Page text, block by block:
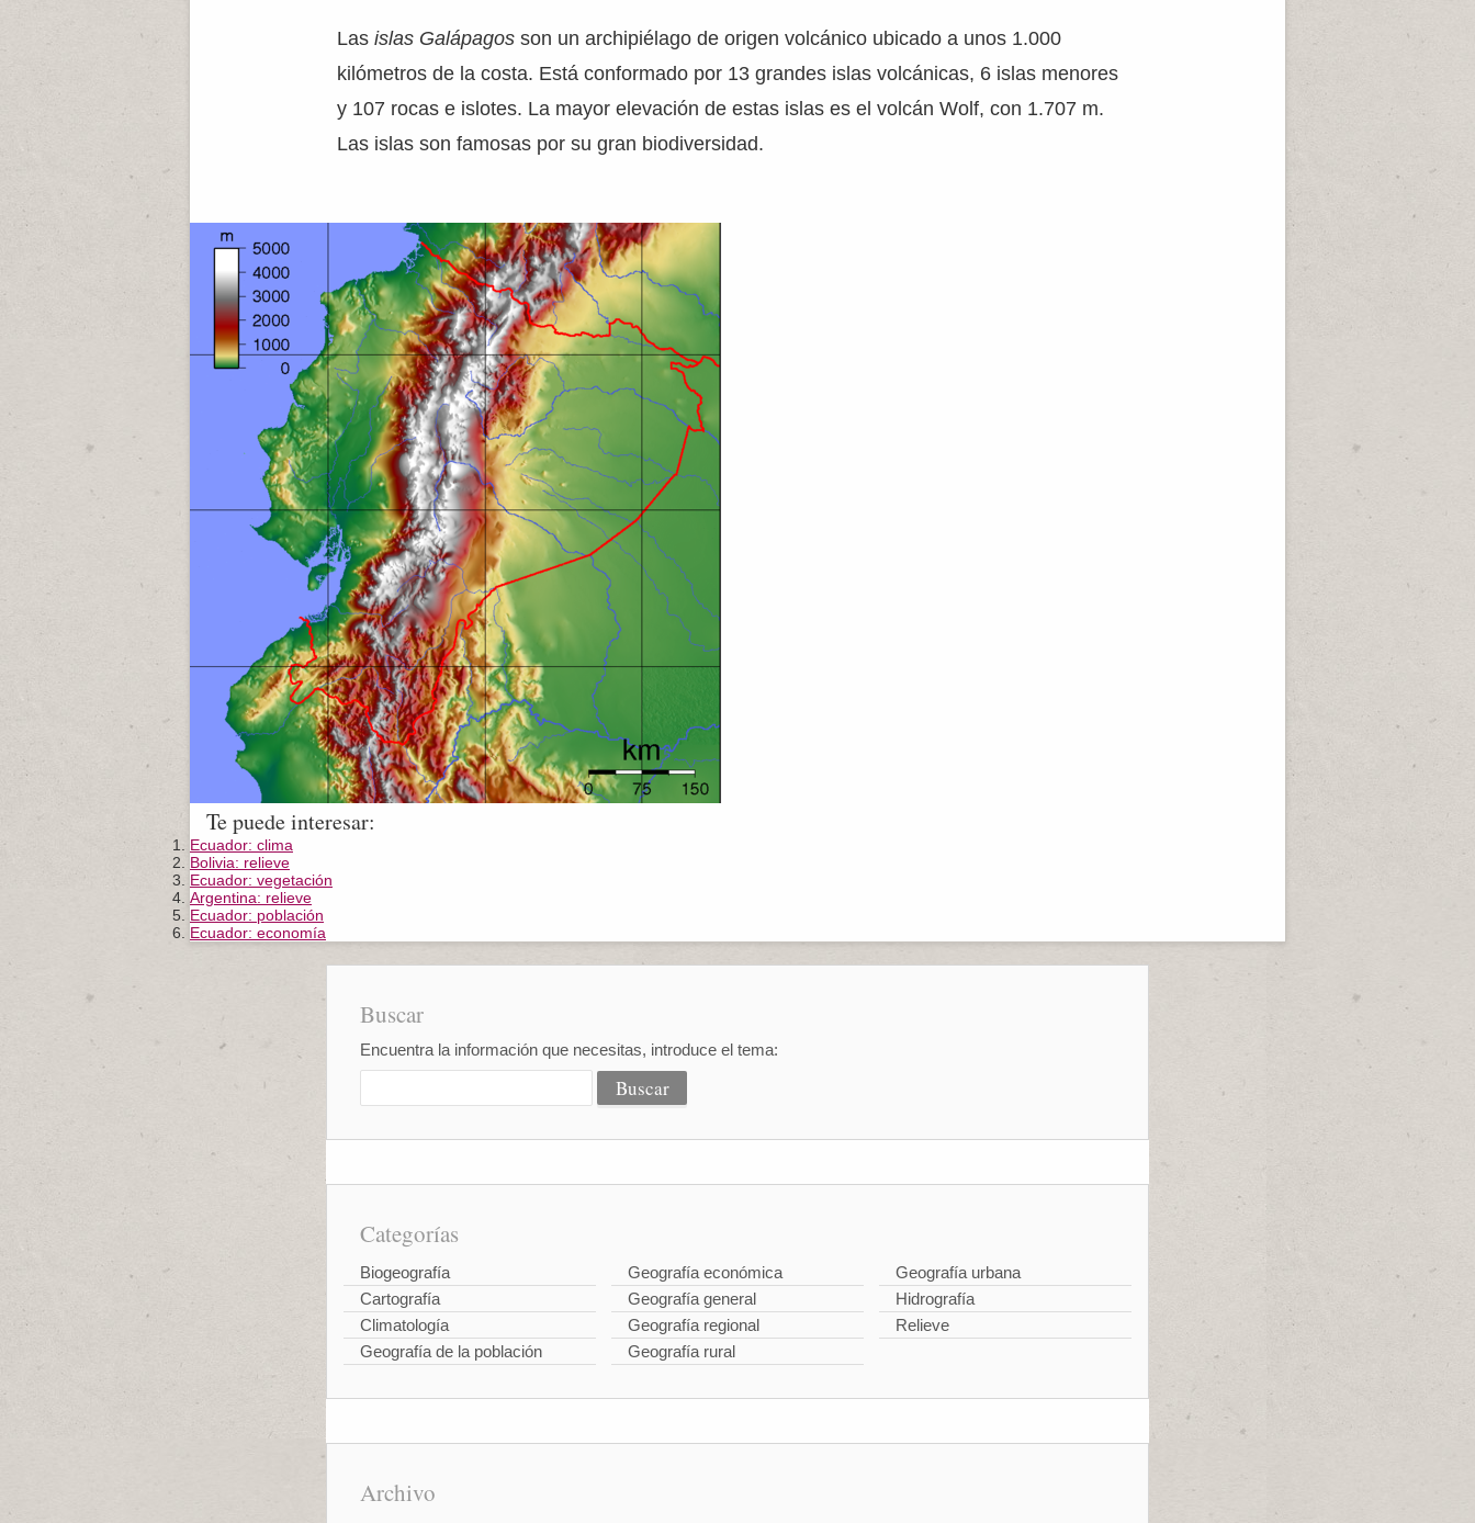
Lasislas Galápagos son un archipiélago de origen volcánico ubicado a unos 1.000
kilómetros de la costa. Está conformado por 13 grandes islas volcánicas, 6 islas menores
y 107 rocas e islotes. La mayor elevación de estas islas es el volcán Wolf, con 1.707 m.
Las islas son famosas por su gran biodiversidad.
Te puede interesar:
Ecuador: clima
Bolivia: relieve
Ecuador: vegetación
Argentina: relieve
Ecuador: población
Ecuador: economía
Buscar
Encuentra la información que necesitas, introduce el tema:
Categorías
Biogeografía
Cartografía
Climatología
Geografía de la población
Geografía económica
Geografía general
Geografía regional
Geografía rural
Geografía urbana
Hidrografía
Relieve
Archivo